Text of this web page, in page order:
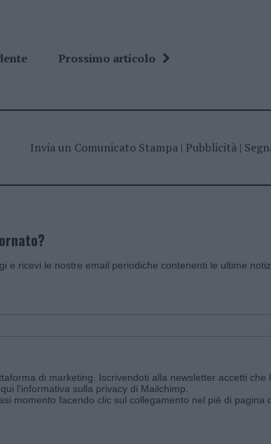
Prossimo articolo
Invia un Comunicato Stampa| Pubblicità|
e ricevi le nostre email periodiche contenenti le ultime
di marketing. Iscrivendoti alla newsletter accetti
l'informativa sulla privacy di Mailchimp
momento facendo clic sul collegamento nel piè di pagina